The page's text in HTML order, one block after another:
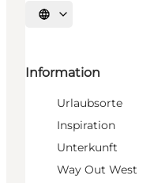
Sprache auswählen
Information
Urlaubsorte
Inspiration
Unterkunft
Way Out West